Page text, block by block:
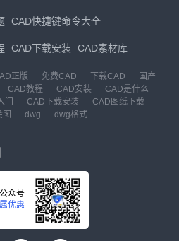
CAD快捷键命令大全
CAD下载安装 CAD素材库
正版 免费CAD 下载CAD
国产
CAD教程 CAD安装
CAD是什么
CAD下载安装
CAD图纸下载
图 dwg dwg格式
众号
优惠